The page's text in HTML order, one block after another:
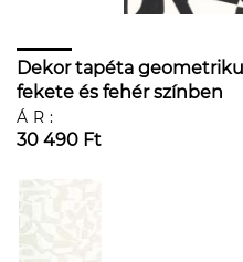
Dekor tapéta
fekete és fehér színben
ÁR:
30 490 Ft